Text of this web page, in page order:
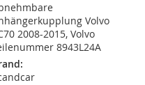
Volvo
2008-2015, Volvo
8943L24A